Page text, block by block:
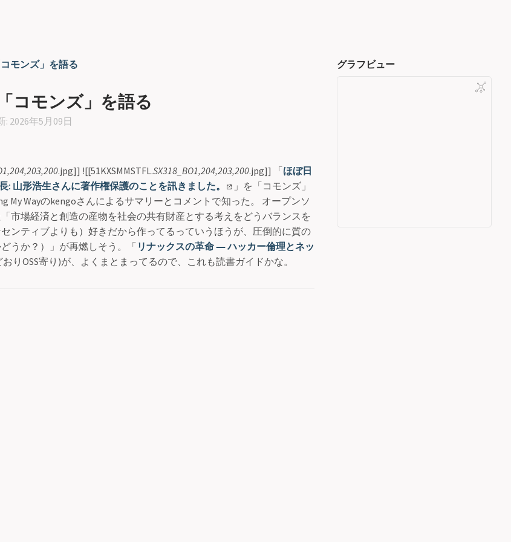
モンズ」を語る
コモンズ」を語る
: 2026年5月09日
.jpg]] ![[51KXSMMSTFL.SX318_BO1,204,203,200.jpg]] 「ほぼ日
: 山形浩生さんに著作権保護のことを訊きました。
」を「コモンズ」
My Wayのkengoさんによるサマリーとコメントで知った。 オープンソ
市場経済と創造の産物を社会の共有財産とする考えをどうバランスを
ンティブよりも）好きだから作ってるっていうほうが、圧倒的に質の
うか？）」が再燃しそう。「 リナックスの革命 ― ハッカー倫理とネッ
おりOSS寄り)が、よくまとまってるので、これも読書ガイドかな。
グラフビュー